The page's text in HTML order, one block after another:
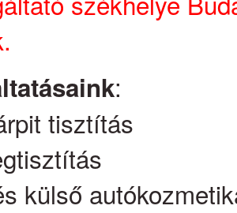
:
tisztítás
külső